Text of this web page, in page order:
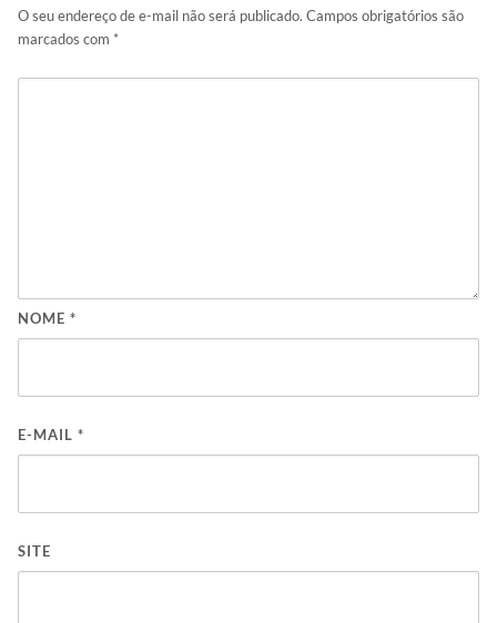
O seu endereço de e-mail não será publicado. Campos obrigatórios são
marcados com *
NOME *
E-MAIL *
SITE